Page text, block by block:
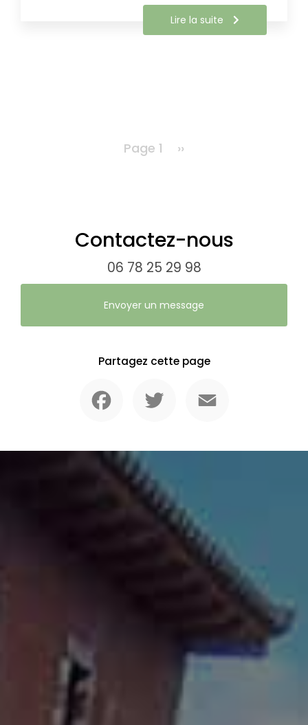
Lire la suite
Page 1
Page
››
Contactez-nous
06 78 25 29 98
Envoyer un message
Partagez cette page